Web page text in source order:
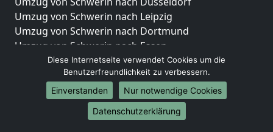
Umzug von Schwerin nach Leipzig
Umzug von Schwerin nach Dortmund
Umzug von Schwerin nach Essen
Umzug von Schwerin nach Bremen
Umzug von Schwerin nach Dresden
Umzug von Schwerin nach Hannover
Umzug von Schwerin nach Nürnberg
Umzug von Schwerin nach Duisburg
Diese Internetseite verwendet Cookies um die
Benutzerfreundlichkeit zu verbessern.
Einverstanden
Nur notwendige Cookies
Datenschutzerklärung